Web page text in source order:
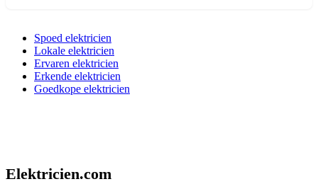
Spoed elektricien
Lokale elektricien
Ervaren elektricien
Erkende elektricien
Goedkope elektricien
Elektricien.com